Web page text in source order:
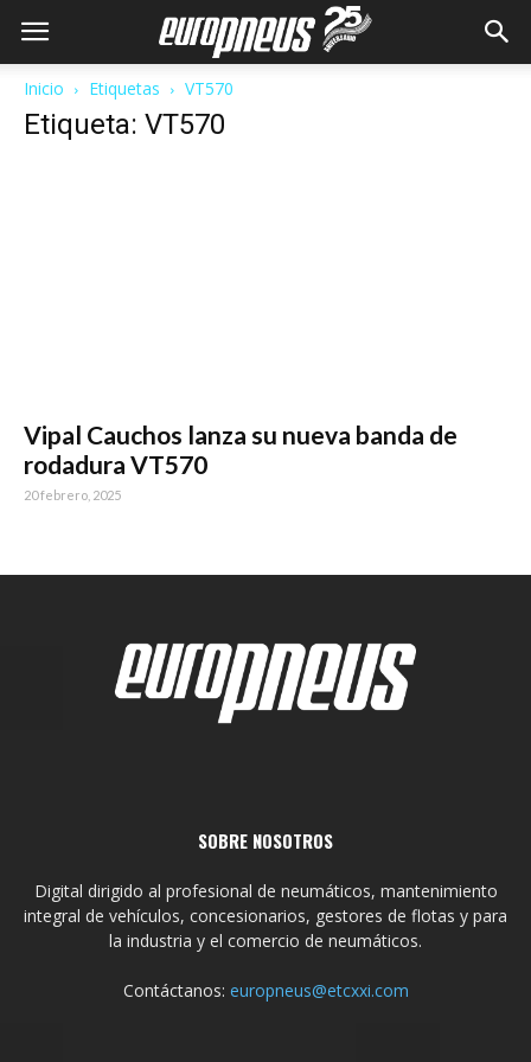
Inicio Etiquetas VT570
Etiqueta: VT570
Vipal Cauchos lanza su nueva banda de
rodadura VT570
20 febrero, 2025
SOBRE NOSOTROS
Digital dirigido al profesional de neumáticos, mantenimiento
integral de vehículos, concesionarios, gestores de flotas y para
la industria y el comercio de neumáticos.
Contáctanos: europneus@etcxxi.com